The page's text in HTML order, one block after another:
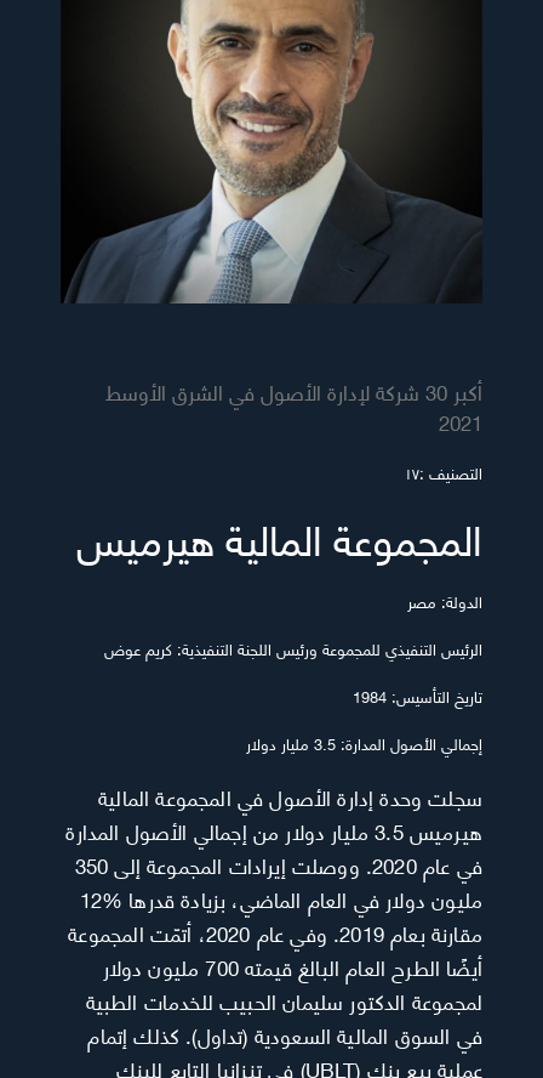
أكبر 30 شركة لإدارة الأصول في الشرق الأوسط
2021
التصنيف :١٧
المجموعة المالية هيرميس
الدولة: مصر
الرئيس التنفيذي للمجموعة ورئيس اللجنة التنفيذية: كريم عوض
تاريخ التأسيس: 1984
إجمالي الأصول المدارة: 3.5 مليار دولار
سجلت وحدة إدارة الأصول في المجموعة المالية
هيرميس 3.5 مليار دولار من إجمالي الأصول المدارة
في عام 2020. ووصلت إيرادات المجموعة إلى 350
مليون دولار في العام الماضي، بزيادة قدرها %12
مقارنة بعام 2019. وفي عام 2020، أتمّت المجموعة
أيضًا الطرح العام البالغ قيمته 700 مليون دولار
لمجموعة الدكتور سليمان الحبيب للخدمات الطبية
في السوق المالية السعودية (تداول). كذلك إتمام
عملية بيع بنك (UBLT) في تنزانيا التابع للبنك